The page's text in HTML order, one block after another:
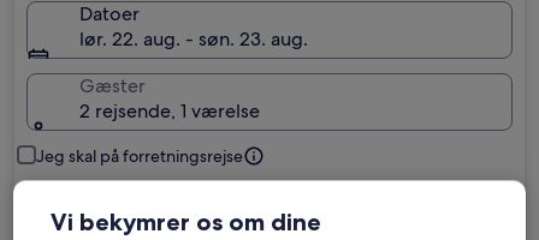
Datoer
lør. 22. aug. - søn. 23. aug.
Gæster
2 rejsende, 1 værelse
Jeg skal på forretningsrejse
Søg
Vi bekymrer os om dine